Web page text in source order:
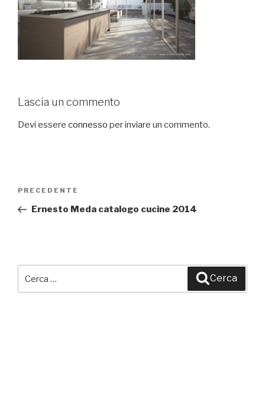
Lascia un commento
Devi essere connesso per inviare un commento.
Navigazione
Articolo
precedente:
PRECEDENTE
Ernesto Meda catalogo cucine 2014
Cerca